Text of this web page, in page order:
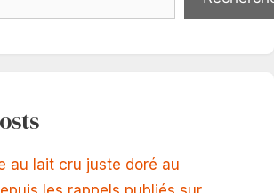
au lait cru juste doré au